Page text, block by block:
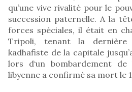
qu’une vive rivalité pour le
succession paternelle. A la
forces spéciales, il était en
Tripoli, tenant la
kadhafiste de la capitale
lors d‘un bombardement de
libyenne a confirmé sa mort le